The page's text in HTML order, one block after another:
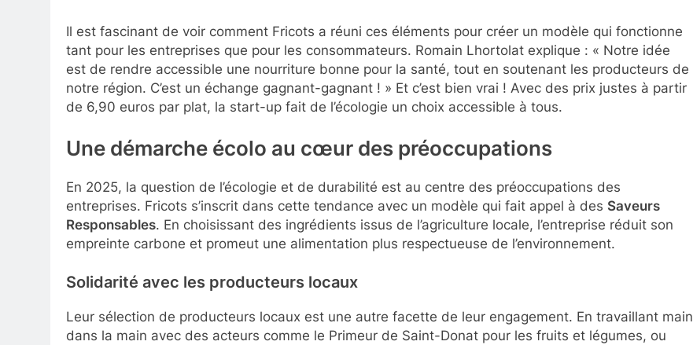
Il est fascinant de voir comment Fricots a réuni ces éléments pour créer un modèle qui fonctionne
tant pour les entreprises que pour les consommateurs. Romain Lhortolat explique : « Notre idée
est de rendre accessible une nourriture bonne pour la santé, tout en soutenant les producteurs de
notre région. C’est un échange gagnant-gagnant ! » Et c’est bien vrai ! Avec des prix justes à partir
de 6,90 euros par plat, la start-up fait de l’écologie un choix accessible à tous.
Une démarche écolo au cœur des préoccupations
En 2025, la question de l’écologie et de durabilité est au centre des préoccupations des
entreprises. Fricots s’inscrit dans cette tendance avec un modèle qui fait appel à des Saveurs
Responsables. En choisissant des ingrédients issus de l’agriculture locale, l’entreprise réduit son
empreinte carbone et promeut une alimentation plus respectueuse de l’environnement.
Solidarité avec les producteurs locaux
Leur sélection de producteurs locaux est une autre facette de leur engagement. En travaillant main
dans la main avec des acteurs comme le Primeur de Saint-Donat pour les fruits et légumes, ou